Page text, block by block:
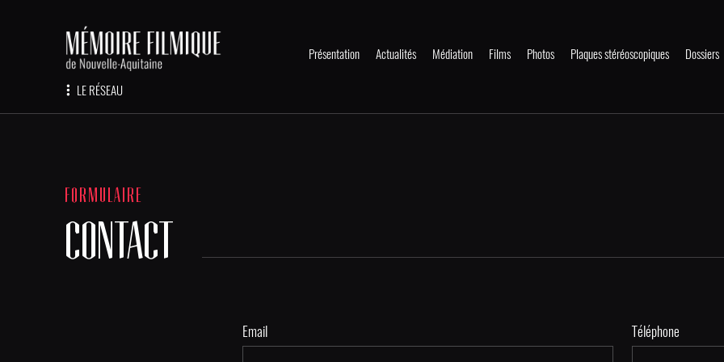
LE RÉSEAU
Présentation Actualités Médiation Films Photos Plaques stéréoscopiques Dossiers
FORMULAIRE
CONTACT
Email Téléphone